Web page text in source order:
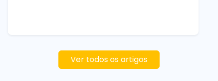
Ver todos os artigos